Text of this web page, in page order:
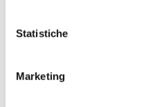
Statistiche
Marketing